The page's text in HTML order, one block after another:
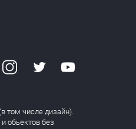
том числе дизайн).
обьектов без